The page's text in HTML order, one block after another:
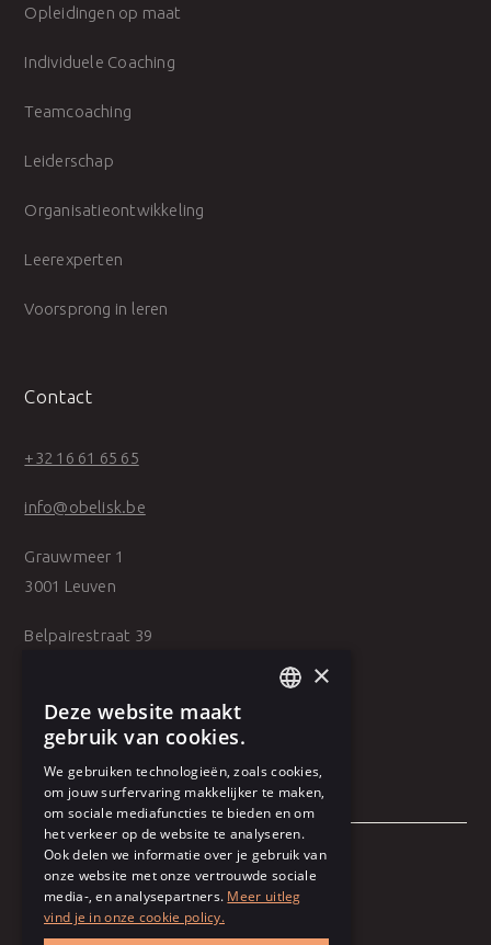
Opleidingen op maat
Individuele Coaching
Teamcoaching
Leiderschap
Organisatieontwikkeling
Leerexperten
Voorsprong in leren
Contact
+32 16 61 65 65
info@obelisk.be
Grauwmeer 1
3001 Leuven
Belpairestraat 39
Algemene voorwaarden
Gebruiksvoorwaarden
FRENCH
×
Deze website maakt
gebruik van cookies.
We gebruiken technologieën, zoals cookies,
om jouw surfervaring makkelijker te maken,
om sociale mediafuncties te bieden en om
het verkeer op de website te analyseren.
Ook delen we informatie over je gebruik van
onze website met onze vertrouwde sociale
media-, en analysepartners. Meer uitleg
vind je in onze cookie policy.